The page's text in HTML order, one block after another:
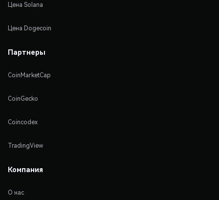
Цена Solana
Цена Dogecoin
Партнеры
CoinMarketCap
CoinGecko
Coincodex
TradingView
Компания
О нас